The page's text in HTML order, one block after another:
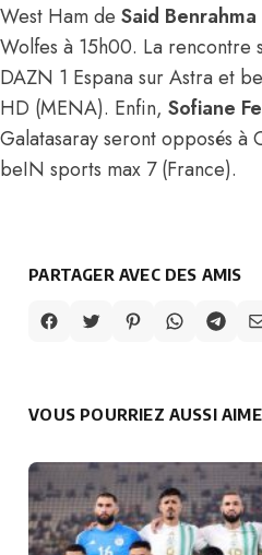
West Ham de Said Benrahma
Wolfes à 15h00. La rencontre
DAZN 1 Espana sur Astra et
HD (MENA). Enfin, Sofiane
Galatasaray seront opposés à
beIN sports max 7 (France).
PARTAGER AVEC DES AMIS
VOUS POURRIEZ AUSSI